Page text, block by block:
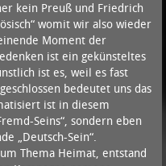
kein Preuß und Friedrich
womit wir also wieder
Moment der
ist ein gekünsteltes
ist es, weil es fast
bedeutet uns das
ist in diesem
Seins“, sondern eben
„Deutsch-Sein“.
Thema Heimat, entstand